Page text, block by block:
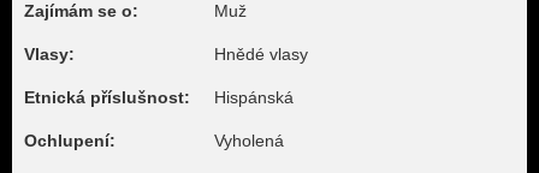
Zajímám se o: Muž
Vlasy: Hnědé vlasy
Etnická příslušnost: Hispánská
Ochlupení: Vyholená